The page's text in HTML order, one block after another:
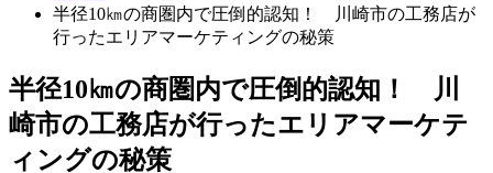
半径10㎞の商圏内で圧倒的認知！ 川崎市の工務店が
行ったエリアマーケティングの秘策
半径10㎞の商圏内で圧倒的認知！ 川
崎市の工務店が行ったエリアマーケテ
ィングの秘策